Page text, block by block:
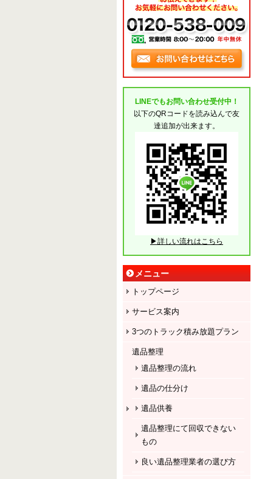
LINEでもお問い合わせ受付中！
以下のQRコードを読み込んで友
達追加が出来ます。
▶詳しい流れはこちら
メニュー
トップページ
サービス案内
3つのトラック積み放題プラン
遺品整理
遺品整理の流れ
遺品の仕分け
遺品供養
遺品整理にて回収できない
もの
良い遺品整理業者の選び方